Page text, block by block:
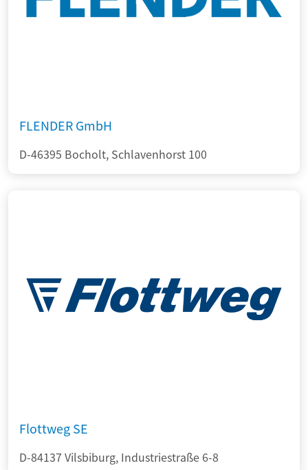
FLENDER GmbH
D-46395 Bocholt, Schlavenhorst 100
Flottweg SE
D-84137 Vilsbiburg, Industriestraße 6-8